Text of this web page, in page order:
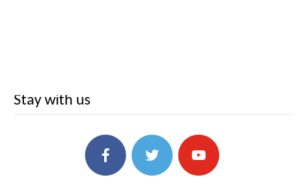
Stay with us